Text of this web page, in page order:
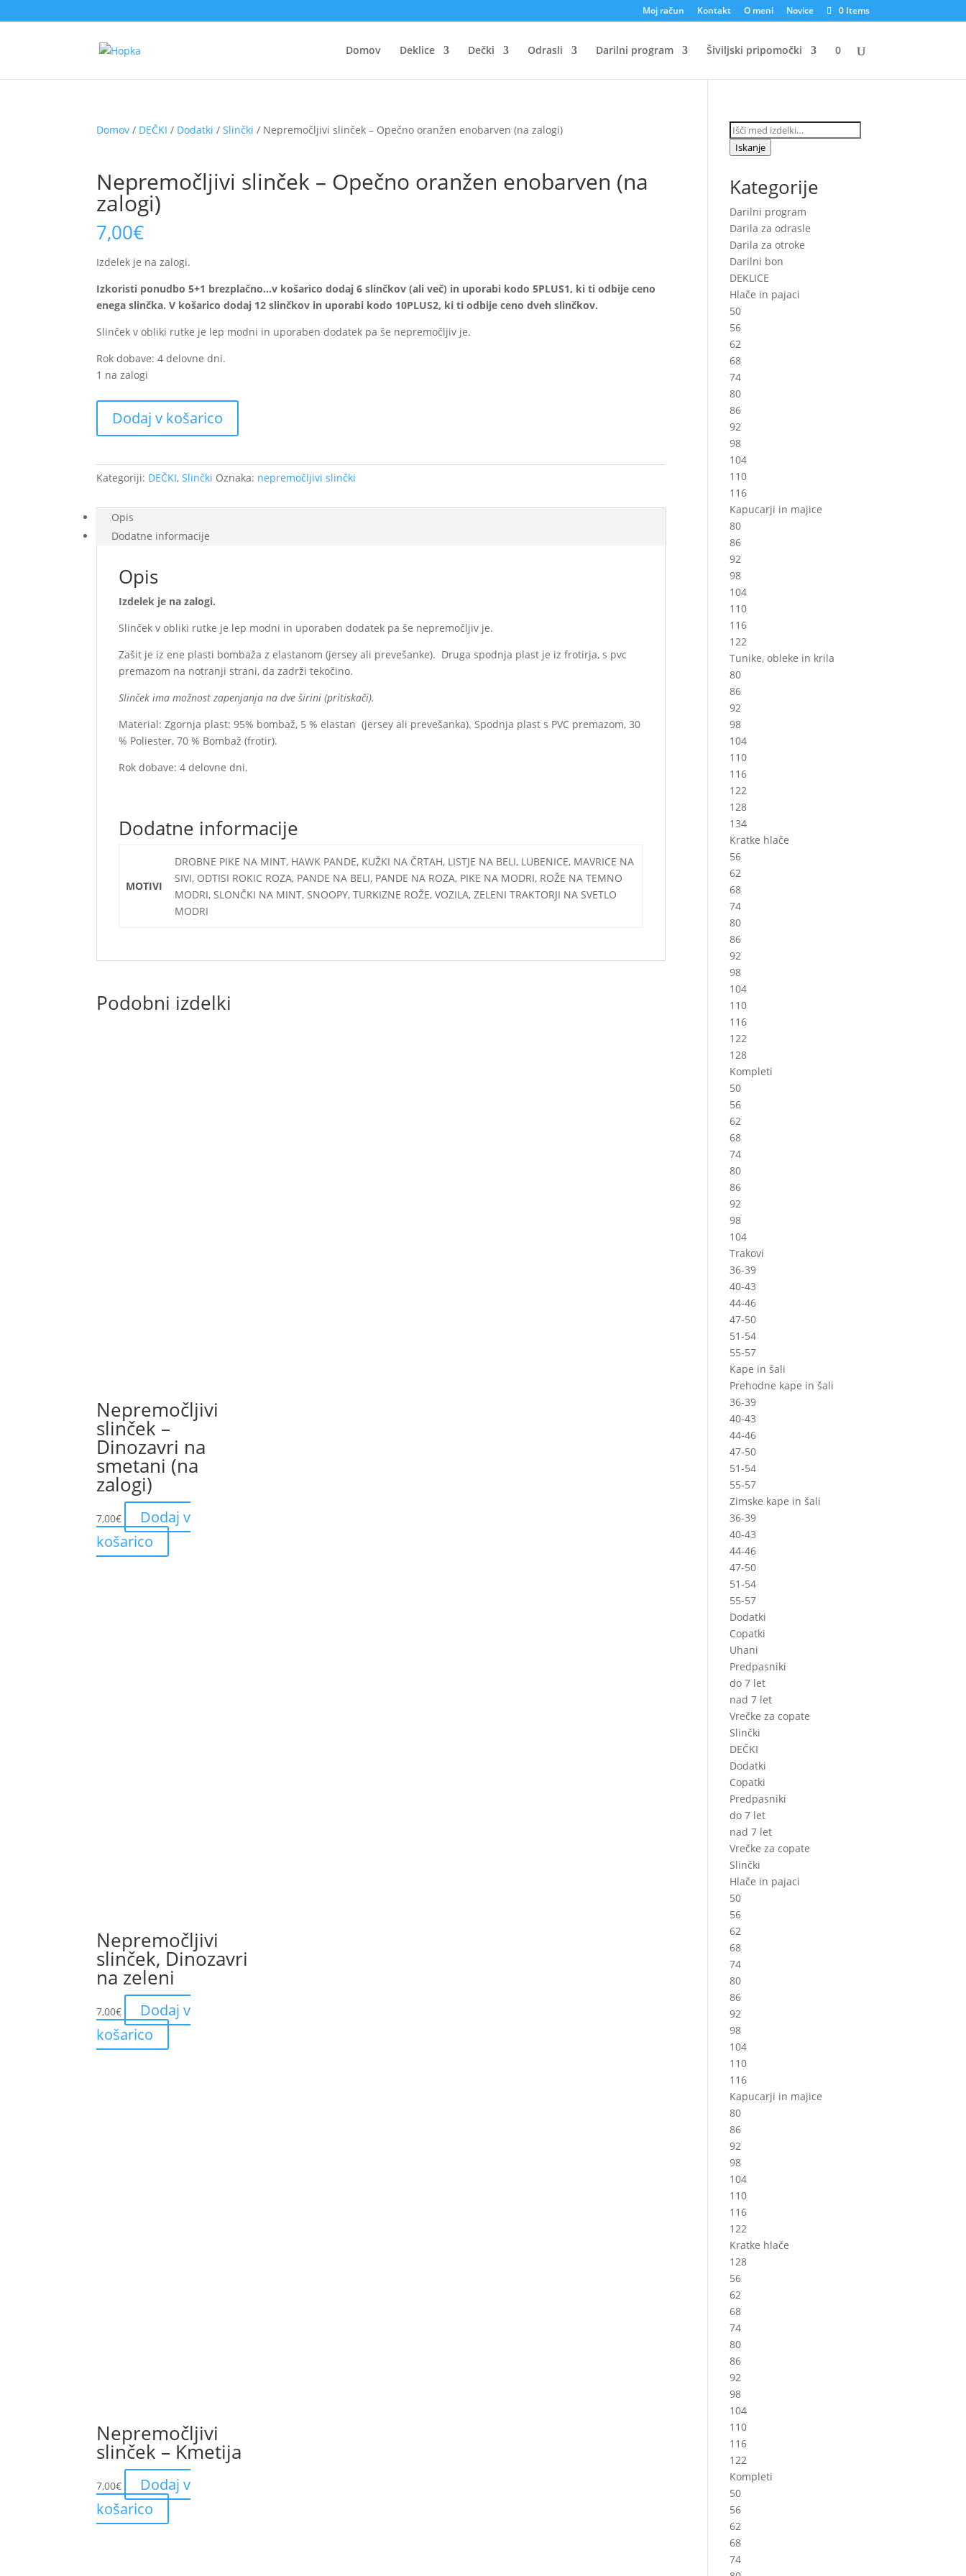
Moj račun Kontakt O meni Novice 0 Items
Domov Deklice Dečki Odrasli Darilni program Šiviljski pripomočki 0
Domov / DEČKI / Dodatki /Slinčki / Nepremočljivi slinček – Opečno oranžen enobarven (na zalogi)
Nepremočljivi slinček – Opečno oranžen enobarven (na
zalogi)
7,00€
Izdelek je na zalogi.
Izkoristi ponudbo 5+1 brezplačno…v košarico dodaj 6 slinčkov (ali več) in uporabi kodo 5PLUS1, ki ti odbije ceno
enega slinčka. V košarico dodaj 12 slinčkov in uporabi kodo 10PLUS2, ki ti odbije ceno dveh slinčkov.
Slinček v obliki rutke je lep modni in uporaben dodatek pa še nepremočljiv je.
Rok dobave: 4 delovne dni.
1 na zalogi
slinček
-
oranžen
(na
zalogi)
količina
Dodaj v košarico
Kategoriji: DEČKI,Slinčki Oznaka: nepremočljivi slinčki
Opis
Dodatne informacije
Opis
Izdelek je na zalogi.
Slinček v obliki rutke je lep modni in uporaben dodatek pa še nepremočljiv je.
Zašit je iz ene plasti bombaža z elastanom (jersey ali prevešanke). Druga spodnja plast je iz frotirja, s pvc
premazom na notranji strani, da zadrži tekočino.
Slinček ima možnost zapenjanja na dve širini (pritiskači).
Material: Zgornja plast: 95% bombaž, 5 % elastan (jersey ali prevešanka). Spodnja plast s PVC premazom, 30
% Poliester, 70 % Bombaž (frotir).
Rok dobave: 4 delovne dni.
Dodatne informacije
MOTIVI
DROBNE PIKE NA MINT, HAWK PANDE, KUŽKI NA ČRTAH, LISTJE NA BELI, LUBENICE, MAVRICE NA
SIVI, ODTISI ROKIC ROZA, PANDE NA BELI, PANDE NA ROZA, PIKE NA MODRI, ROŽE NA TEMNO
MODRI, SLONČKI NA MINT, SNOOPY, TURKIZNE ROŽE, VOZILA, ZELENI TRAKTORJI NA SVETLO
MODRI
Podobni izdelki
Nepremočljivi
slinček –
Dinozavri na
smetani (na
zalogi)
7,00€
Dodaj v
košarico
Nepremočljivi
slinček, Dinozavri
na zeleni
7,00€
Dodaj v
košarico
Nepremočljivi
slinček – Kmetija
7,00€
Dodaj v
košarico
Išči:
Iskanje
Kategorije
Darilni program
Darila za odrasle
Darila za otroke
Darilni bon
DEKLICE
Hlače in pajaci
50
56
62
68
74
80
86
92
98
104
110
116
Kapucarji in majice
80
86
92
98
104
110
116
122
Tunike, obleke in krila
80
86
92
98
104
110
116
122
128
134
Kratke hlače
56
62
68
74
80
86
92
98
104
110
116
122
128
Kompleti
50
56
62
68
74
80
86
92
98
104
Trakovi
36-39
40-43
44-46
47-50
51-54
55-57
Kape in šali
Prehodne kape in šali
36-39
40-43
44-46
47-50
51-54
55-57
Zimske kape in šali
36-39
40-43
44-46
47-50
51-54
55-57
Dodatki
Copatki
Uhani
Predpasniki
do 7 let
nad 7 let
Vrečke za copate
Slinčki
DEČKI
Dodatki
Copatki
Predpasniki
do 7 let
nad 7 let
Vrečke za copate
Slinčki
Hlače in pajaci
50
56
62
68
74
80
86
92
98
104
110
116
Kapucarji in majice
80
86
92
98
104
110
116
122
Kratke hlače
128
56
62
68
74
80
86
92
98
104
110
116
122
Kompleti
50
56
62
68
74